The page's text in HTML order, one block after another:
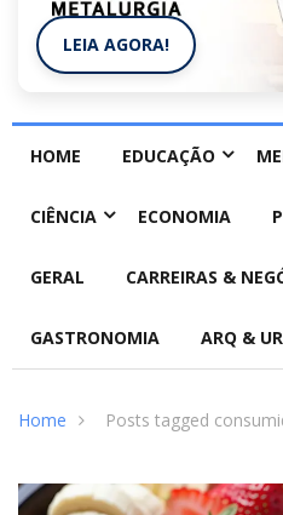
LEIA AGORA!
HOME EDUCAÇÃO
CIÊNCIA ECONOMIA
GERAL CARREIRAS &
GASTRONOMIA ARQ &
Home Posts tagged